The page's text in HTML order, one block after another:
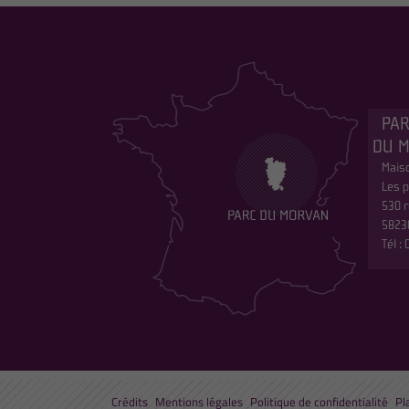
DU
Les
530
Tél :
Crédits Mentions légales Politique de confidentialité